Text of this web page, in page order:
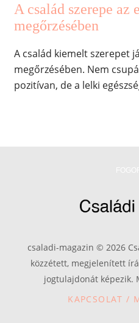
A család szerepe az
megőrzésében
A család kiemelt szerepet
megőrzésében. Nem
pozitívan, de a lelki
csaladi-magazin © 2026
közzétett, megjelenített
jogtulajdonát képezik.
KAPCSOLAT /